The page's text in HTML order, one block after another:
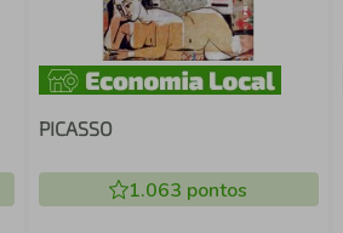
PICASSO
1.063 pontos